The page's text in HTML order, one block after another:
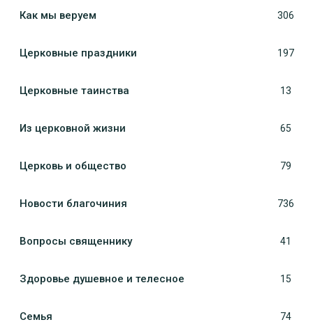
Как мы веруем 306
Церковные праздники 197
Церковные таинства 13
Из церковной жизни 65
Церковь и общество 79
Новости благочиния 736
Вопросы священнику 41
Здоровье душевное и телесное 15
Семья 74